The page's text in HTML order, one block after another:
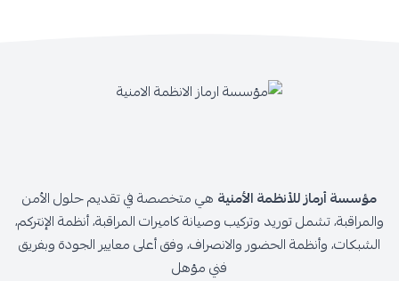
مؤسسة أرماز للأنظمة الأمنية هي متخصصة في تقديم حلول الأمن
والمراقبة، تشمل توريد وتركيب وصيانة كاميرات المراقبة، أنظمة الإنتركم،
الشبكات، وأنظمة الحضور والانصراف، وفق أعلى معايير الجودة وبفريق
فني مؤهل